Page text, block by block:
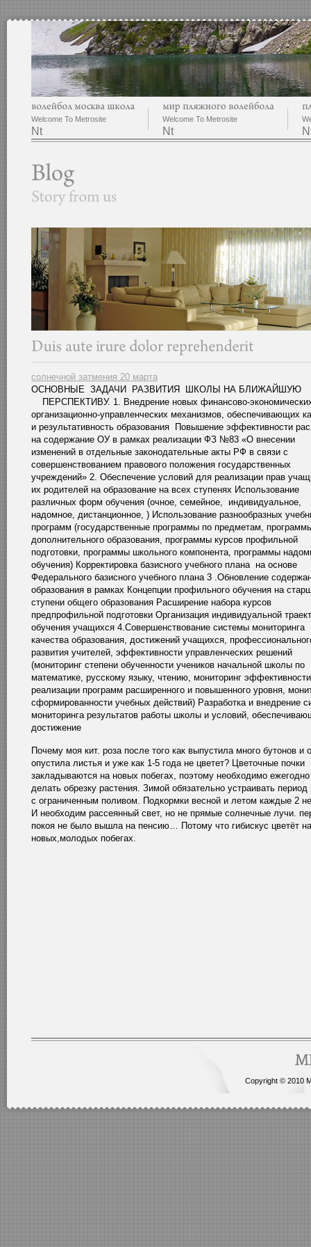
Welcome To Metrosite
Nt
Welcome To Metrosite
Nt
солнечной затмения 20 марта
ОСНОВНЫЕ ЗАДАЧИ РАЗВИТИЯ ШКОЛЫ НА БЛИЖАЙШУЮ
ПЕРСПЕКТИВУ. 1. Внедрение новых финансово-
организационно-управленческих механизмов, обеспечивающих
и результативность образования Повышение эффективности
на содержание ОУ в рамках реализации ФЗ №83 «О внесении
изменений в отдельные законодательные акты РФ в связи с
совершенствованием правового положения государственных
учреждений» 2. Обеспечение условий для реализации прав
их родителей на образование на всех ступенях Использование
различных форм обучения (очное, семейное, индивидуальное,
надомное, дистанционное, ) Использование разнообразных
программ (государственные программы по предметам,
дополнительного образования, программы курсов профильной
подготовки, программы школьного компонента, программы
обучения) Корректировка базисного учебного плана на основе
Федерального базисного учебного плана 3 .Обновление
образования в рамках Концепции профильного обучения на
ступени общего образования Расширение набора курсов
предпрофильной подготовки Организация индивидуальной
обучения учащихся 4.Совершенствование системы мониторинга
качества образования, достижений учащихся,
развития учителей, эффективности управленческих решений
(мониторинг степени обученности учеников начальной школы по
математике, русскому языку, чтению, мониторинг эффективности
реализации программ расширенного и повышенного уровня,
сформированности учебных действий) Разработка и внедрение
мониторинга результатов работы школы и условий,
достижение
Почему моя кит. роза после того как выпустила много бутонов и
опустила листья и уже как 1-5 года не цветет? Цветочные почки
закладываются на новых побегах, поэтому необходимо ежегодно
делать обрезку растения. Зимой обязательно устраивать период
с ограниченным поливом. Подкормки весной и летом каждые 2
И необходим рассеянный свет, но не прямые солнечные лучи.
покоя не было вышла на пенсию… Потому что гибискус цветёт на
новых,молодых побегах.
Copyright © 2010